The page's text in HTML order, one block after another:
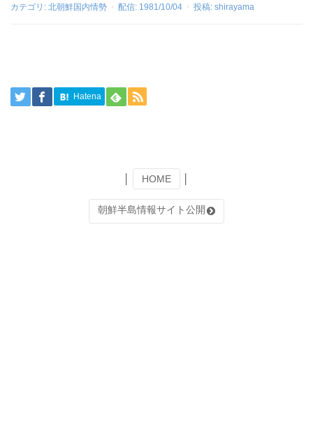
カテゴリ: 北朝鮮国内情勢 配信: 1981/10/04 投稿: shirayama
Hatena
HOME
朝鮮半島情報サイト公開